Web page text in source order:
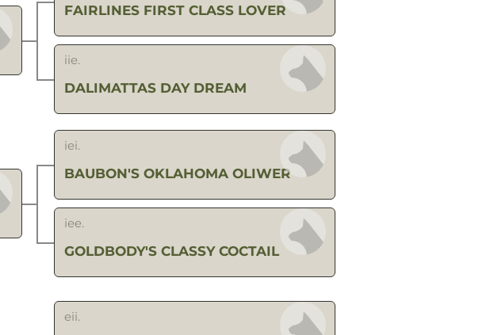
FAIRLINES FIRST CLASS LOVER
iie.
DALIMATTAS DAY DREAM
iei.
BAUBON'S OKLAHOMA OLIWER
iee.
GOLDBODY'S CLASSY COCTAIL
eii.